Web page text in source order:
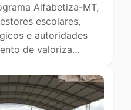
Alfabetiza-MT,
escolares,
e autoridades
de valoriza…